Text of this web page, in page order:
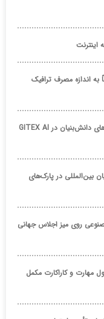
اینترنت
به اندازه مصرف ترافیک
حمایت تا سقف ۴۵۰ میلیون تومان از حضور شرکت‌های دانش‌بنیان در GITEX AI
بین‌المللی در پارک‌های
روی میز اجلاس جهانی
مهارت و کاراکارت مکمل